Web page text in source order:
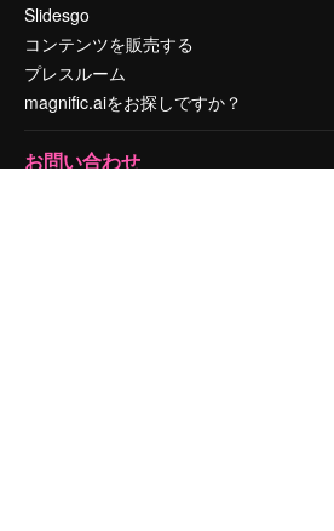
Slidesgo
コンテンツを販売する
プレスルーム
magnific.aiをお探しですか？
お問い合わせ